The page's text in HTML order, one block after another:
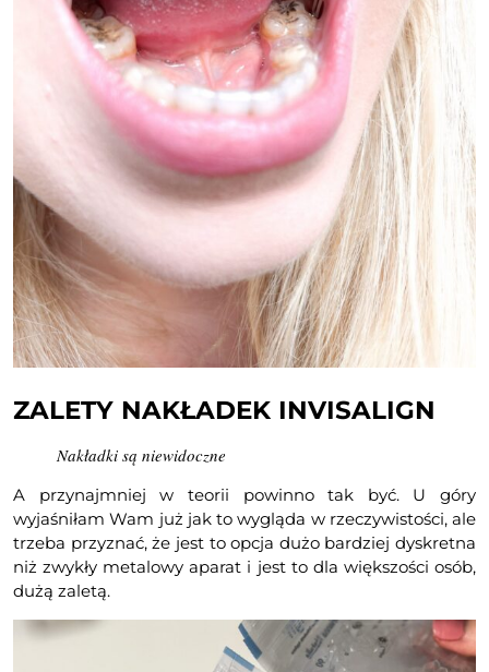
ZALETY NAKŁADEK INVISALIGN
Nakładki są niewidoczne
A przynajmniej w teorii powinno tak być. U góry
wyjaśniłam Wam już jak to wygląda w rzeczywistości, ale
trzeba przyznać, że jest to opcja dużo bardziej dyskretna
niż zwykły metalowy aparat i jest to dla większości osób,
dużą zaletą.